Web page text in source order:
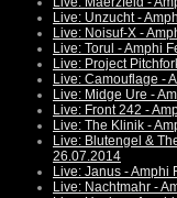
Live: Unzucht -
Live: Noisuf-X -
Live: Torul - Amphi
Live: Project
Live: Camouflage -
Live: Midge Ure -
Live: Front 242 -
Live: The Klinik -
Live: Blutengel &
26.07.2014
Live: Janus - Amphi
Live: Nachtmahr -